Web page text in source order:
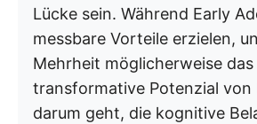
Lücke sein. Während Early
messbare Vorteile erzielen,
Mehrheit möglicherweise das
transformative Potenzial von
darum geht, die kognitive